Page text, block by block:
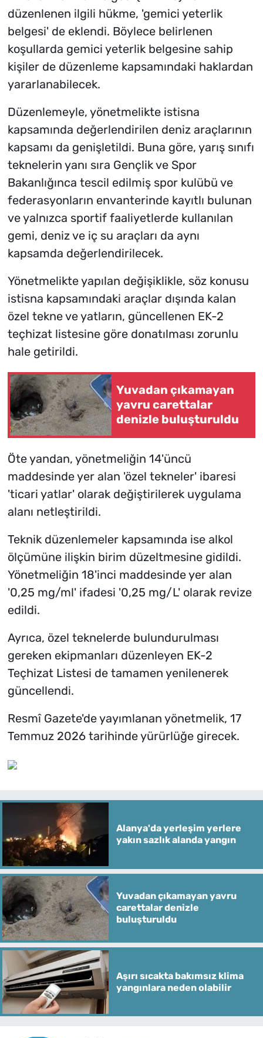
düzenlenen ilgili hükme, 'gemici yeterlik
belgesi' de eklendi. Böylece belirlenen
koşullarda gemici yeterlik belgesine sahip
kişiler de düzenleme kapsamındaki haklardan
yararlanabilecek.
Düzenlemeyle, yönetmelikte istisna
kapsamında değerlendirilen deniz araçlarının
kapsamı da genişletildi. Buna göre, yarış sınıfı
teknelerin yanı sıra Gençlik ve Spor
Bakanlığınca tescil edilmiş spor kulübü ve
federasyonların envanterinde kayıtlı bulunan
ve yalnızca sportif faaliyetlerde kullanılan
gemi, deniz ve iç su araçları da aynı
kapsamda değerlendirilecek.
Yönetmelikte yapılan değişiklikle, söz konusu
istisna kapsamındaki araçlar dışında kalan
özel tekne ve yatların, güncellenen EK-2
teçhizat listesine göre donatılması zorunlu
hale getirildi.
Yuvadan çıkamayan
yavru carettalar
denizle buluşturuldu
Öte yandan, yönetmeliğin 14'üncü
maddesinde yer alan 'özel tekneler' ibaresi
'ticari yatlar' olarak değiştirilerek uygulama
alanı netleştirildi.
Teknik düzenlemeler kapsamında ise alkol
ölçümüne ilişkin birim düzeltmesine gidildi.
Yönetmeliğin 18'inci maddesinde yer alan
'0,25 mg/ml' ifadesi '0,25 mg/L' olarak revize
edildi.
Ayrıca, özel teknelerde bulundurulması
gereken ekipmanları düzenleyen EK-2
Teçhizat Listesi de tamamen yenilenerek
güncellendi.
Resmî Gazete'de yayımlanan yönetmelik, 17
Temmuz 2026 tarihinde yürürlüğe girecek.
Alanya'da yerleşim yerlere
yakın sazlık alanda yangın
Yuvadan çıkamayan yavru
carettalar denizle
buluşturuldu
Aşırı sıcakta bakımsız klima
yangınlara neden olabilir